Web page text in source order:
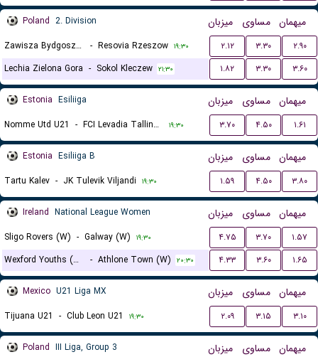
Poland 2. Division میزبان مساوی میهمان
Zawisza Bydgoszcz - Resovia Rzeszow ۱۹:۳۰ ۲.۱۲ ۳.۳۰
۲.۹۰
Lechia Zielona Gora - Sokol Kleczew ۲۱:۳۰ ۱.۸۲ ۳.۳۰ ۳.۶۰
Estonia Esiliiga میزبان مساوی میهمان
Nomme Utd U21 - FCI Levadia Tallinn II ۱۹:۳۰ ۳.۷۰ ۴.۵۰ ۱.۶۱
Estonia Esiliiga B میزبان مساوی میهمان
Tartu Kalev - JK Tulevik Viljandi ۱۹:۳۰ ۱.۵۹ ۴.۵۰ ۳.۸۰
Ireland National League Women میزبان مساوی میهمان
Sligo Rovers (W) - Galway (W) ۱۹:۳۰ ۴.۷۵ ۳.۷۰
۱.۵۷
Wexford Youths (W)
- Athlone Town (W) ۲۰:۳۰ ۴.۳۳ ۳.۶۰ ۱.۶۵
Mexico U21 Liga MX میزبان مساوی میهمان
Tijuana U21 - Club Leon U21 ۱۹:۳۰ ۲.۰۹ ۳.۱۵ ۳.۱۰
Poland III Liga, Group 3 میزبان مساوی میهمان